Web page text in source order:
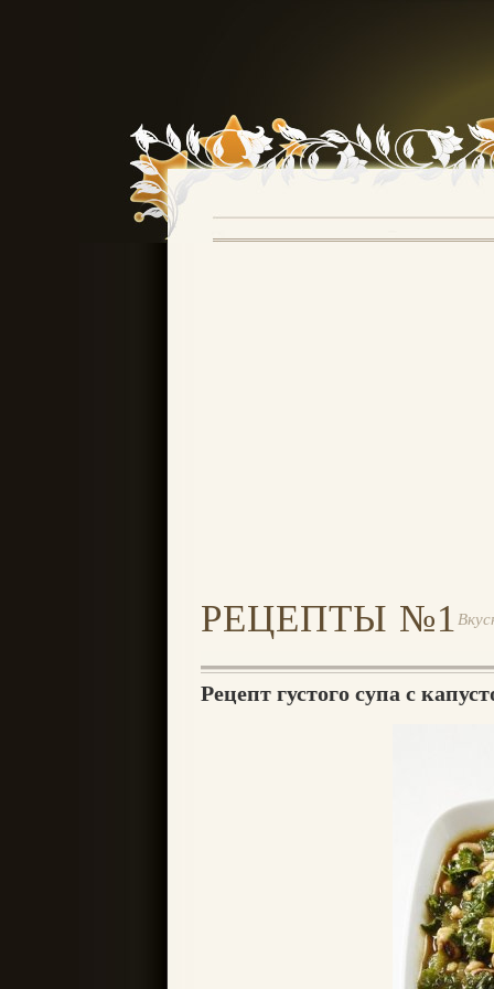
РЕЦЕПТЫ №1
Рецепт густого супа с